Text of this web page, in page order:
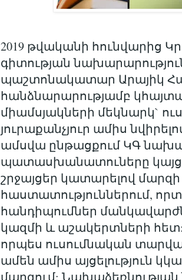
2019 թվականի հունվարից
գիտության
պաշտոնակատար Արայիկ
հանձնարարությամբ
միամսյակների մեկնարկ`
յուրաքանչյուր ամիս
ամսվա ընթացքում ԿԳ
պատասխանատուները
շրջայցեր կատարելով
հաստատություններում,
հանդիպումներ
կազմի և աշակերտների
որպես ուսումնական
ամեն ամիս այցելություն
մարզում: